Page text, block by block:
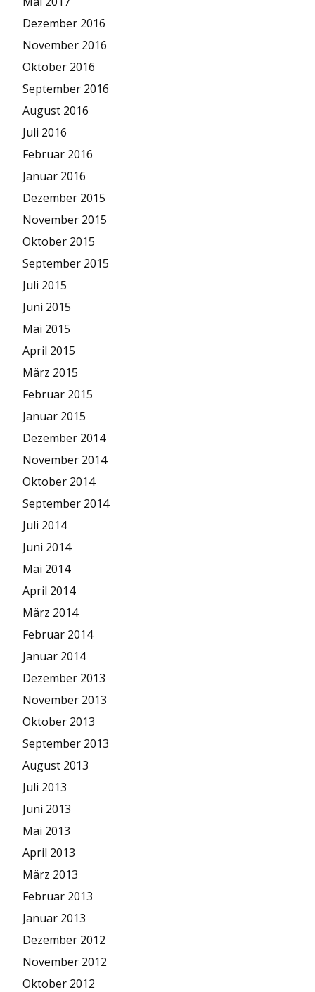
Dezember 2016
November 2016
Oktober 2016
September 2016
August 2016
Juli 2016
Februar 2016
Januar 2016
Dezember 2015
November 2015
Oktober 2015
September 2015
Juli 2015
Juni 2015
Mai 2015
April 2015
März 2015
Februar 2015
Januar 2015
Dezember 2014
November 2014
Oktober 2014
September 2014
Juli 2014
Juni 2014
Mai 2014
April 2014
März 2014
Februar 2014
Januar 2014
Dezember 2013
November 2013
Oktober 2013
September 2013
August 2013
Juli 2013
Juni 2013
Mai 2013
April 2013
März 2013
Februar 2013
Januar 2013
Dezember 2012
November 2012
Oktober 2012